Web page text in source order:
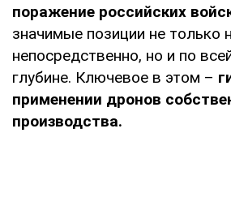
поражение российских
значимые позиции не только
непосредственно, но и по
глубине. Ключевое в этом –
применении дронов
производства.